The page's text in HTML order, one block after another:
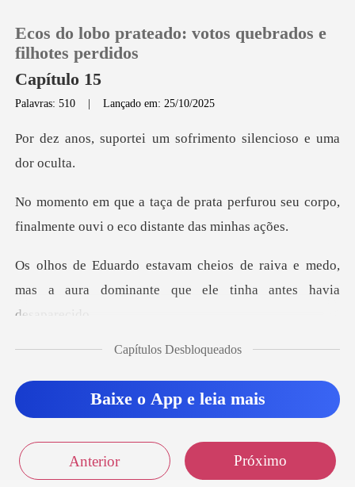
Loja
Histórico
Ecos do lobo prateado: votos quebrados e
filhotes perdidos
Capítulo 15
Palavras: 510 |Lançado em: 25/10/2025
um sofrimento silenci
perfurou seu corpo,
finalmente ouv
raiva e medo,
mas a aura dominante q
minha
ata caiu no
Capítulos Desbloqueados
Baixe o App e leia mais
Anterior Próximo